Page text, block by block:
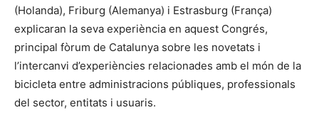
(Holanda), Friburg (Alemanya) i Estrasburg (França)
explicaran la seva experiència en aquest Congrés,
principal fòrum de Catalunya sobre les novetats i
l’intercanvi d’experiències relacionades amb el món de la
bicicleta entre administracions públiques, professionals
del sector, entitats i usuaris.